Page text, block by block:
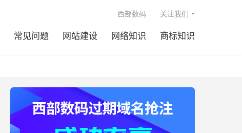
常见问题 网站建设 网络知识 商标知识
西部数码 关注我们